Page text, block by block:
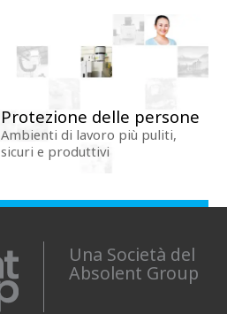
Protezione delle persone
Ambienti di lavoro più puliti,
sicuri e produttivi
Una Società del
Absolent Group